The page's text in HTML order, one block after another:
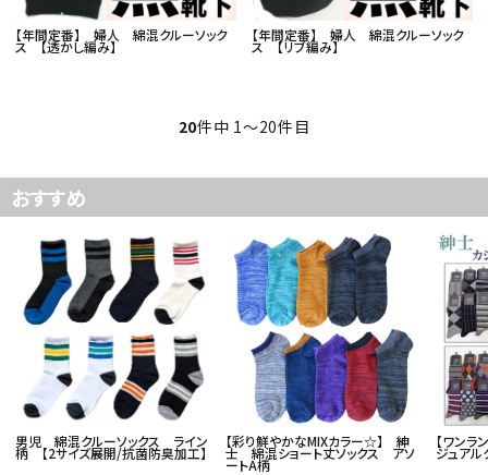
【年間定番】 婦人 綿混クルーソック
ス 【透かし編み】
【年間定番】 婦人 綿混クルーソック
ス 【リブ編み】
20件中 1〜20件目
おすすめ
男児 綿混クルーソックス ライン
柄 【2サイズ展開/抗菌防臭加工】
【彩り鮮やかなMIXカラー☆】 紳
士 綿混ショート丈ソックス アソ
ートA柄
【ワン
ジュアル